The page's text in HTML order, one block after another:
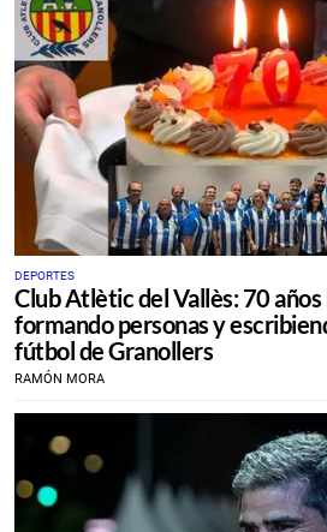
DEPORTES
Club Atlètic del Vallès: 70
formando personas y
fútbol de Granollers
RAMÓN MORA